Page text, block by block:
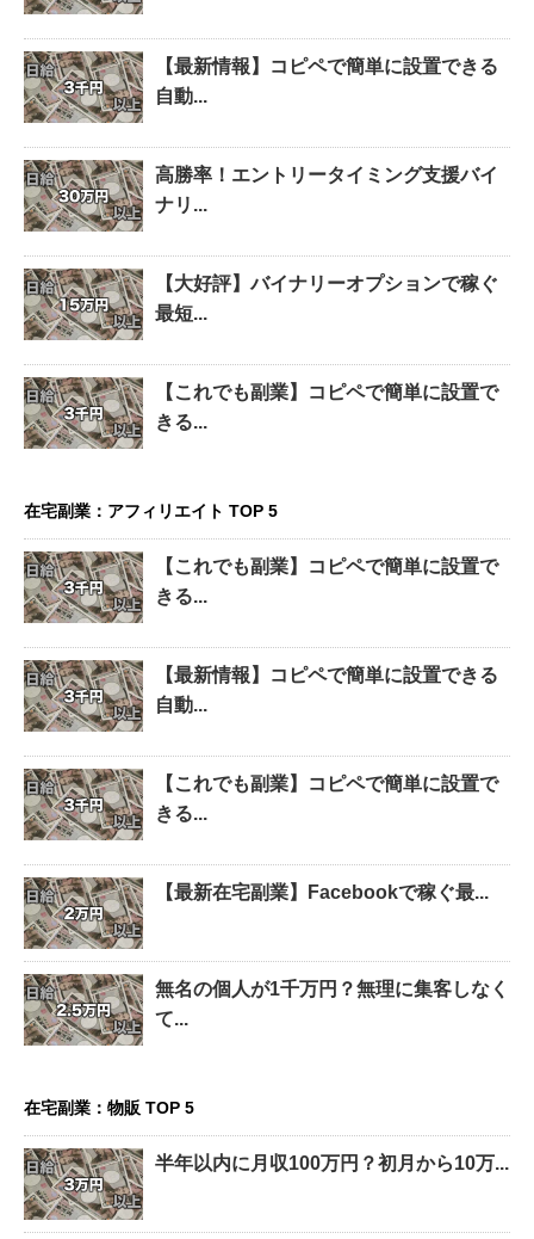
【最新情報】コピペで簡単に設置できる
自動...
高勝率！エントリータイミング支援バイ
ナリ...
【大好評】バイナリーオプションで稼ぐ
最短...
【これでも副業】コピペで簡単に設置で
きる...
在宅副業：アフィリエイト TOP 5
【これでも副業】コピペで簡単に設置で
きる...
【最新情報】コピペで簡単に設置できる
自動...
【これでも副業】コピペで簡単に設置で
きる...
【最新在宅副業】Facebookで稼ぐ最...
無名の個人が1千万円？無理に集客しなく
て...
在宅副業：物販 TOP 5
半年以内に月収100万円？初月から10万...